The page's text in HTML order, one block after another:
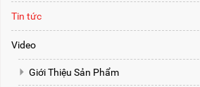
Tin tức
Video
Giới Thiệu Sản Phẩm